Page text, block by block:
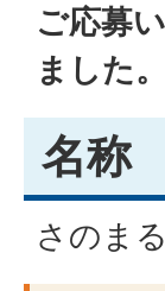
ご応募
ました。
名称
さのま